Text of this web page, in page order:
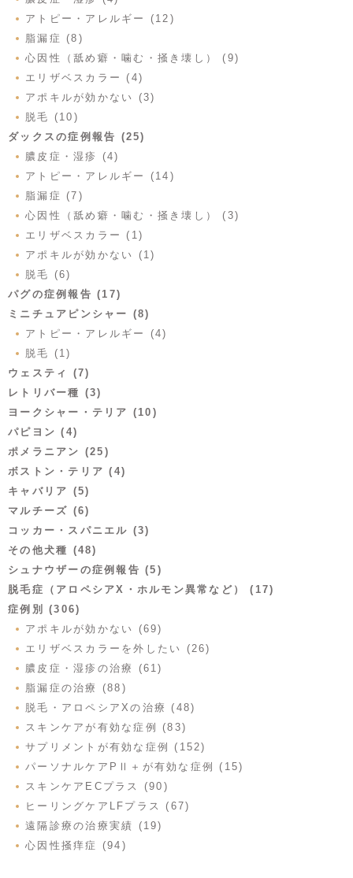
アトピー・アレルギー (12)
脂漏症 (8)
心因性（舐め癖・噛む・掻き壊し） (9)
エリザベスカラー (4)
アポキルが効かない (3)
脱毛 (10)
ダックスの症例報告 (25)
膿皮症・湿疹 (4)
アトピー・アレルギー (14)
脂漏症 (7)
心因性（舐め癖・噛む・掻き壊し） (3)
エリザベスカラー (1)
アポキルが効かない (1)
脱毛 (6)
パグの症例報告 (17)
ミニチュアピンシャー (8)
アトピー・アレルギー (4)
脱毛 (1)
ウェスティ (7)
レトリバー種 (3)
ヨークシャー・テリア (10)
パピヨン (4)
ポメラニアン (25)
ボストン・テリア (4)
キャバリア (5)
マルチーズ (6)
コッカー・スパニエル (3)
その他犬種 (48)
シュナウザーの症例報告 (5)
脱毛症（アロペシアX・ホルモン異常など） (17)
症例別 (306)
アポキルが効かない (69)
エリザベスカラーを外したい (26)
膿皮症・湿疹の治療 (61)
脂漏症の治療 (88)
脱毛・アロペシアXの治療 (48)
スキンケアが有効な症例 (83)
サプリメントが有効な症例 (152)
パーソナルケアPⅡ＋が有効な症例 (15)
スキンケアECプラス (90)
ヒーリングケアLFプラス (67)
遠隔診療の治療実績 (19)
心因性掻痒症 (94)